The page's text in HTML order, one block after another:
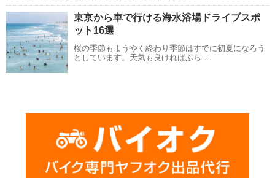
東京から車で行ける海水浴場ドライブスポ
ット16選
桜の季節もようやく終わり季節はすでに初夏になろう
としています。天気も良ければふら …